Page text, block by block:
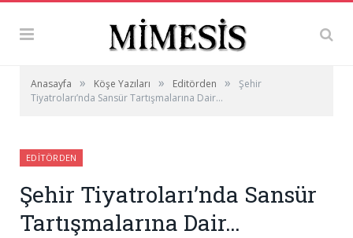
Anasayfa » Köşe Yazıları » Editörden »
Şehir
Tiyatroları’nda Sansür Tartışmalarına Dair…
EDITÖRDEN
Şehir Tiyatroları’nda Sansür
Tartışmalarına Dair…